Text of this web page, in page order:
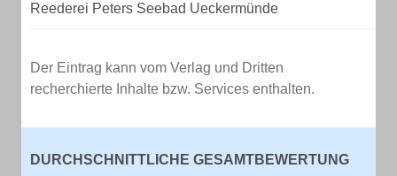
Reederei Peters Seebad Ueckermünde
Der Eintrag kann vom Verlag und Dritten
recherchierte Inhalte bzw. Services enthalten.
DURCHSCHNITTLICHE GESAMTBEWERTUNG